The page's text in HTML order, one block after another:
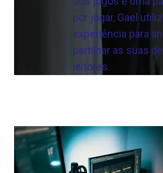
por jogar, Gael
experiência para
partilhar as suas
leitores.